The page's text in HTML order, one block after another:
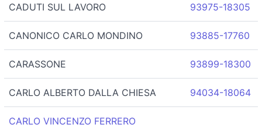
CADUTI SUL LAVORO 93975-18305
CANONICO CARLO MONDINO 93885-17760
CARASSONE 93899-18300
CARLO ALBERTO DALLA CHIESA 94034-18064
CARLO VINCENZO FERRERO